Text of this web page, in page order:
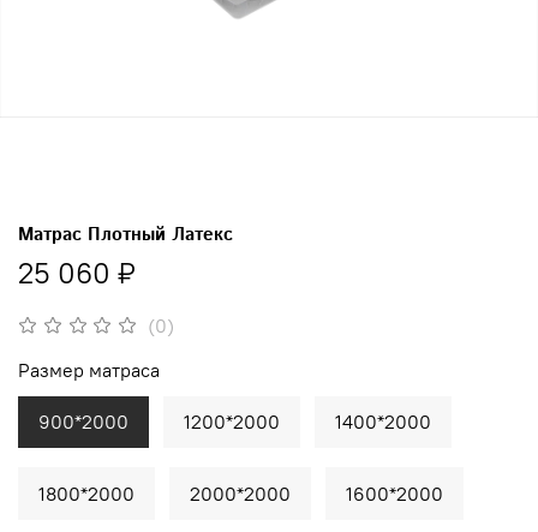
(0)
Матрас Плотный Латекс
25 060 ₽
Размер матраса
900*2000 1200*2000 1400*2000
1800*2000 2000*2000 1600*2000